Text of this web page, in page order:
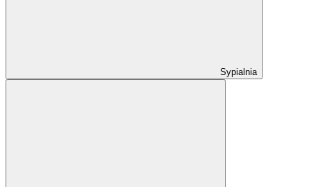
Sypialnia